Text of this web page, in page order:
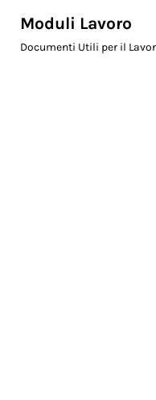
Moduli Lavoro
Documenti Utili per il